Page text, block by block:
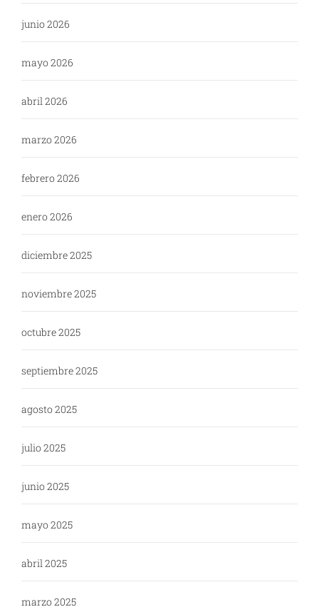
junio 2026
mayo 2026
abril 2026
marzo 2026
febrero 2026
enero 2026
diciembre 2025
noviembre 2025
octubre 2025
septiembre 2025
agosto 2025
julio 2025
junio 2025
mayo 2025
abril 2025
marzo 2025